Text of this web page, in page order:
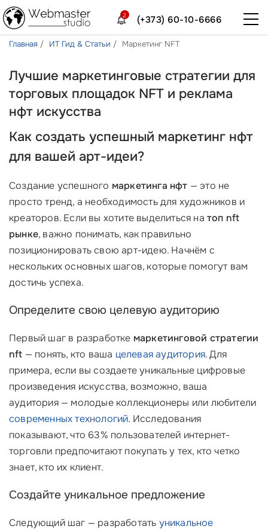
(+373) 60-10-6666
2
Главная ИТ Гид & Статьи Маркетинг NFT
Лучшие маркетинговые стратегии для
торговых площадок NFT и реклама
нфт искусства
Как создать успешный маркетинг нфт
для вашей арт-идеи?
Создание успешного маркетинга нфт — это не
просто тренд, а необходимость для художников и
креаторов. Если вы хотите выделиться на топ nft
рынке, важно понимать, как правильно
позиционировать свою арт-идею. Начнём с
нескольких основных шагов, которые помогут вам
достичь успеха.
Определите свою целевую аудиторию
Первый шаг в разработке маркетинговой стратегии
nft — понять, кто ваша целевая аудитория. Для
примера, если вы создаете уникальные цифровые
произведения искусства, возможно, ваша
аудитория — молодые коллекционеры или любители
современных технологий. Исследования
показывают, что 63% пользователей интернет-
торговли предпочитают покупать у тех, кто четко
знает, кто их клиент.
Создайте уникальное предложение
Следующий шаг — разработать уникальное